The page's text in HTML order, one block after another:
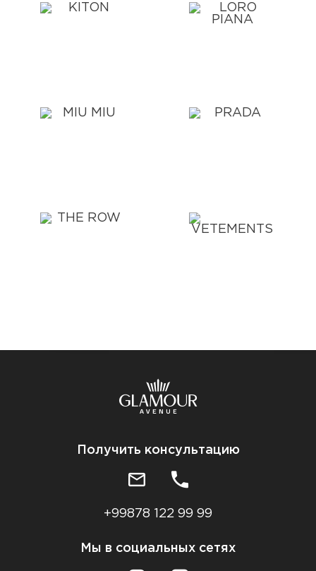
Получить консультацию
+99878 122 99 99
Мы в социальных сетях